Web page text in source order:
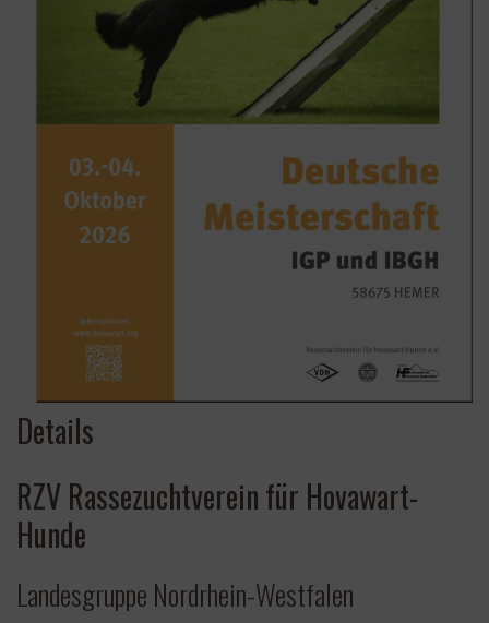
Details
RZV Rassezuchtverein für Hovawart-
Hunde
Landesgruppe Nordrhein-Westfalen